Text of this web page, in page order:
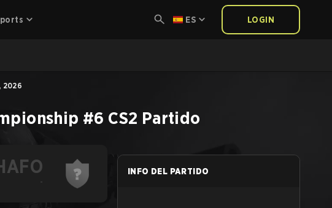
ES LOGIN
2026
#6 CS2 Partido
-
INFO DEL PARTIDO